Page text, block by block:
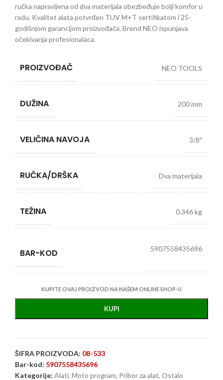
ručka napravljena od dva materijala obezbeđuje bolji komfor u
radu. Kvalitet alata potvrđen TUV M+T sertifikatom i 25-
godišnjom garancijom proizvođača. Brend NEO ispunjava
očekivanja profesionalaca.
PROIZVOĐAČ NEO TOOLS
DUŽINA 200 mm
VELIČINA NAVOJA 3/8″
RUČKA/DRŠKA Dva materijala
TEŽINA 0.346 kg
BAR-KOD 5907558435696
KUPITE OVAJ PROIZVOD NA NAŠEM ONLINE SHOP-U
KUPI
ŠIFRA PROIZVODA: 08-533
Bar-kod: 5907558435696
Kategorije: Alati, Moto program, Pribor za alat, Ostalo